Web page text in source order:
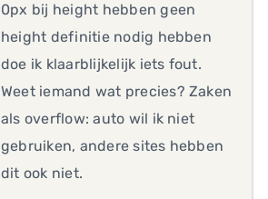
0px bij height hebben geen
height definitie nodig hebben
doe ik klaarblijkelijk iets fout.
Weet iemand wat precies? Zaken
als overflow: auto wil ik niet
gebruiken, andere sites hebben
dit ook niet.